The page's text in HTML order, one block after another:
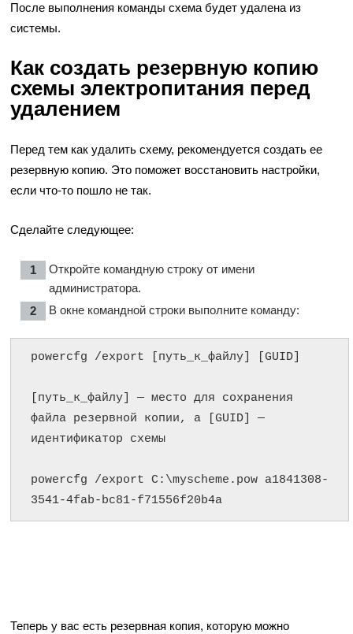
После выполнения команды схема будет удалена из
системы.
Как создать резервную копию
схемы электропитания перед
удалением
Перед тем как удалить схему, рекомендуется создать ее
резервную копию. Это поможет восстановить настройки,
если что-то пошло не так.
Сделайте следующее:
Откройте командную строку от имени
администратора.
В окне командной строки выполните команду:
powercfg /export [путь_к_файлу] [GUID]
[путь_к_файлу] — место для сохранения
файла резервной копии, а [GUID] —
идентификатор схемы
powercfg /export C:\myscheme.pow a1841308-
3541-4fab-bc81-f71556f20b4a
Теперь у вас есть резервная копия, которую можно